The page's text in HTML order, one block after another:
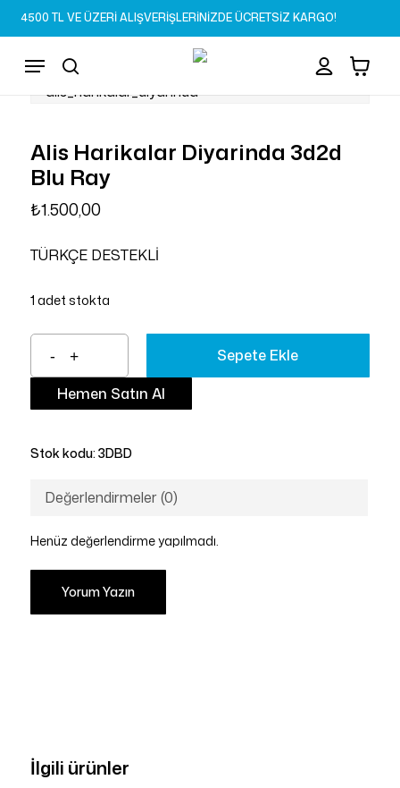
Skip
to
content
4500 TL VE ÜZERİ ALIŞVERİŞLERİNİZDE ÜCRETSİZ KARGO!
search
Menu Sepet Close
Cart
Alis Harikalar Diyarinda 3d2d
Blu Ray
₺1.500,00
TÜRKÇE DESTEKLİ
1 adet stokta
Sepete Ekle
Hemen Satın Al
Stok kodu: 3DBD
Değerlendirmeler (0)
Henüz değerlendirme yapılmadı.
Yorum Yazın
İlgili ürünler